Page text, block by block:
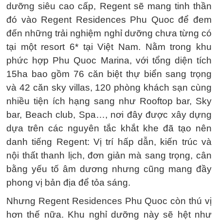
dưỡng siêu cao cấp, Regent sẽ mang tinh thần
đó vào Regent Residences Phu Quoc để đem
đến những trải nghiệm nghỉ dưỡng chưa từng có
tại một resort 6* tại Việt Nam. Nằm trong khu
phức hợp Phu Quoc Marina, với tổng diện tích
15ha bao gồm 76 căn biệt thự biển sang trọng
và 42 căn sky villas, 120 phòng khách sạn cùng
nhiều tiện ích hạng sang như Rooftop bar, Sky
bar, Beach club, Spa…, nơi đây được xây dựng
dựa trên các nguyên tắc khắt khe đã tạo nên
danh tiếng Regent: Vị trí hấp dẫn, kiến trúc và
nội thất thanh lịch, đơn giản mà sang trọng, cân
bằng yếu tố âm dương nhưng cũng mang đầy
phong vị bản địa để tỏa sáng.
Nhưng Regent Residences Phu Quoc còn thú vị
hơn thế nữa. Khu nghỉ dưỡng này sẽ hệt như